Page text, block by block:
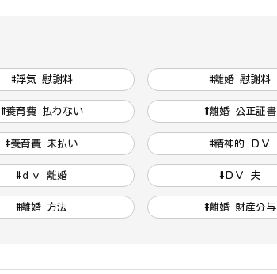
#浮気 慰謝料 #離婚 慰謝料
#養育費 払わない #離婚 公正証書
#養育費 未払い #精神的 ＤＶ
#ｄｖ 離婚 #ＤＶ 夫
#離婚 方法 #離婚 財産分与